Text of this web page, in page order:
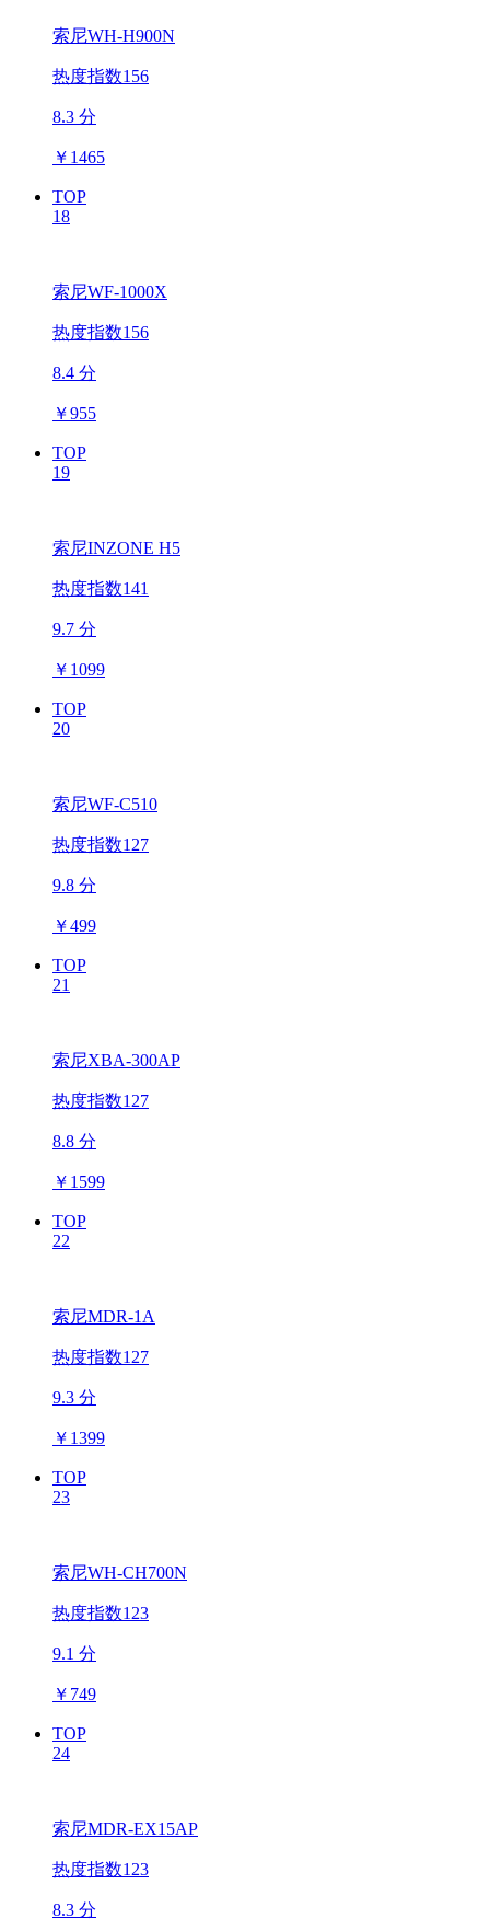
索尼WH-H900N
热度指数156
8.3 分
￥ 1465
TOP
18
索尼WF-1000X
热度指数156
8.4 分
￥955
TOP
19
索尼INZONE H5
热度指数141
9.7 分
￥ 1099
TOP
20
索尼WF-C510
热度指数127
9.8 分
￥499
TOP
21
索尼XBA-300AP
热度指数127
8.8 分
￥ 1599
TOP
22
索尼MDR-1A
热度指数127
9.3 分
￥ 1399
TOP
23
索尼WH-CH700N
热度指数123
9.1 分
￥ 749
TOP
24
索尼MDR-EX15AP
热度指数123
8.3 分